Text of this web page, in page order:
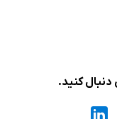
دنبال کنید.